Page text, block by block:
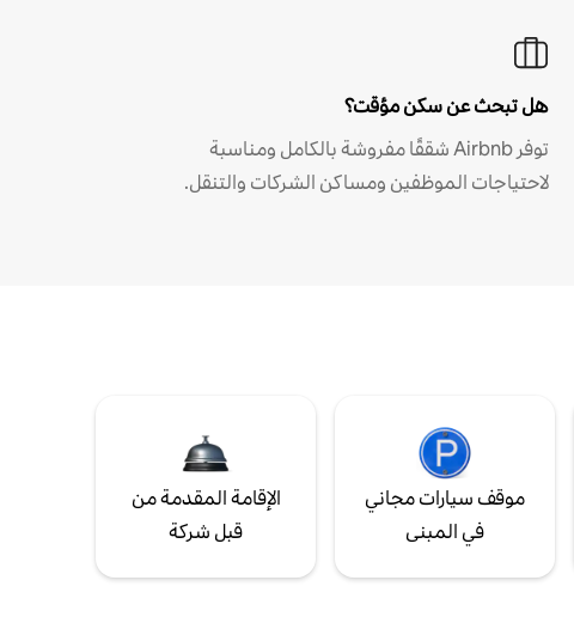
هل تبحث عن سكن مؤقت؟
توفر Airbnb شققًا مفروشة بالكامل ومناسبة
لاحتياجات الموظفين ومساكن الشركات والتنقل.
موقف سيارات مجاني
في المبنى
الإقامة المقدمة من
قبل شركة